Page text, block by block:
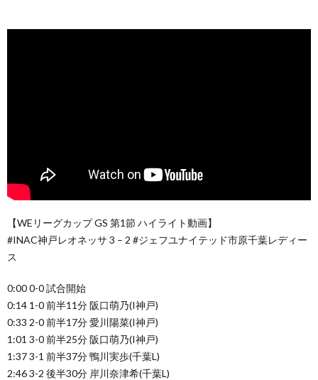
【WEリーグカップ GS 第1節 ハイライト動画】
#INAC神戸レオネッサ 3 – 2 #ジェフユナイテッド市原千葉レディー
ス
0:00 0-0 試合開始
0:14 1-0 前半11分 阪口萌乃(I神戸)
0:33 2-0 前半17分 愛川陽菜(I神戸)
1:01 3-0 前半25分 阪口萌乃(I神戸)
1:37 3-1 前半37分 鴨川実歩(千葉L)
2:46 3-2 後半30分 岸川奈津希(千葉L)